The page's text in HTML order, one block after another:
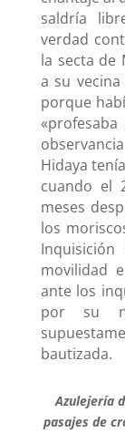
saldría
verdad
la secta de
a su
porque
Hidaya
cuando el
meses
los
movilidad
ante los
por su
bautizada.
Azulejería
pasajes de